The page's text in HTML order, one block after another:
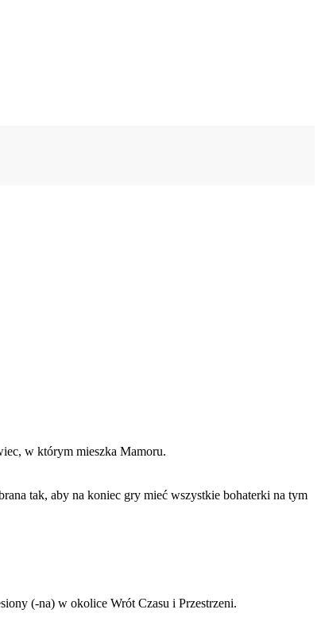
w którym mieszka Mamoru.
tak, aby na koniec gry mieć wszystkie bohaterki na tym
(-na) w okolice Wrót Czasu i Przestrzeni.